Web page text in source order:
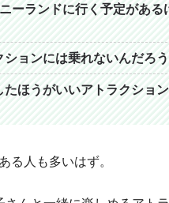
か応援しない！」という人
ーランドに行く予定があ
ョンには乗れないんだろう
たほうがいいアトラクショ
る人も多いはず。